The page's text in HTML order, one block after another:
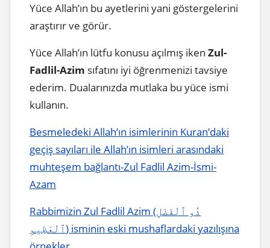
Yüce Allah’ın bu ayetlerini yani göstergelerini
araştırır ve görür.
Yüce Allah’ın lütfu konusu açılmış iken Zul-
Fadlil-Azim sıfatını iyi öğrenmenizi tavsiye
ederim. Dualarınızda mutlaka bu yüce ismi
kullanın.
Besmeledeki Allah’ın isimlerinin Kuran’daki
geçiş sayıları ile Allah’ın isimleri arasındaki
muhteşem bağlantı-Zul Fadlil Azim-İsmi-
Azam
Rabbimizin Zul Fadlil Azim (ذُو ٱلْفَضْلِ
ٱلْعَظِيمِ) isminin eski mushaflardaki yazılışına